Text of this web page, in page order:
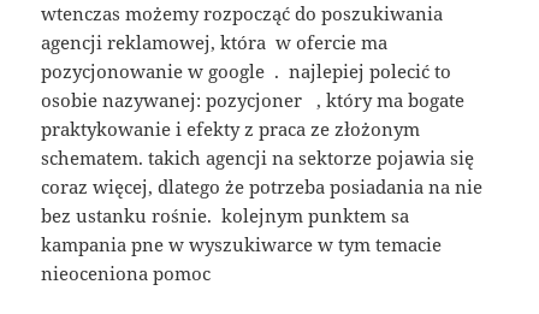
wtenczas możemy rozpocząć do poszukiwania
agencji reklamowej, która w ofercie ma
pozycjonowanie w google . najlepiej polecić to
osobie nazywanej: pozycjoner , który ma bogate
praktykowanie i efekty z praca ze złożonym
schematem. takich agencji na sektorze pojawia się
coraz więcej, dlatego że potrzeba posiadania na nie
bez ustanku rośnie. kolejnym punktem sa
kampania pne w wyszukiwarce w tym temacie
nieoceniona pomoc